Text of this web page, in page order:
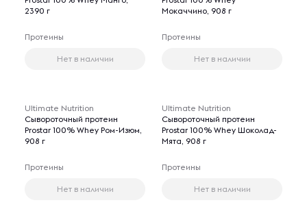
2390 г
Протеины
Нет в наличии
Мокаччино, 908 г
Протеины
Нет в наличии
Ultimate Nutrition
Сывороточный протеин
Prostar 100% Whey Ром-Изюм,
908 г
Протеины
Нет в наличии
Ultimate Nutrition
Сывороточный протеин
Prostar 100% Whey Шоколад-
Мята, 908 г
Протеины
Нет в наличии